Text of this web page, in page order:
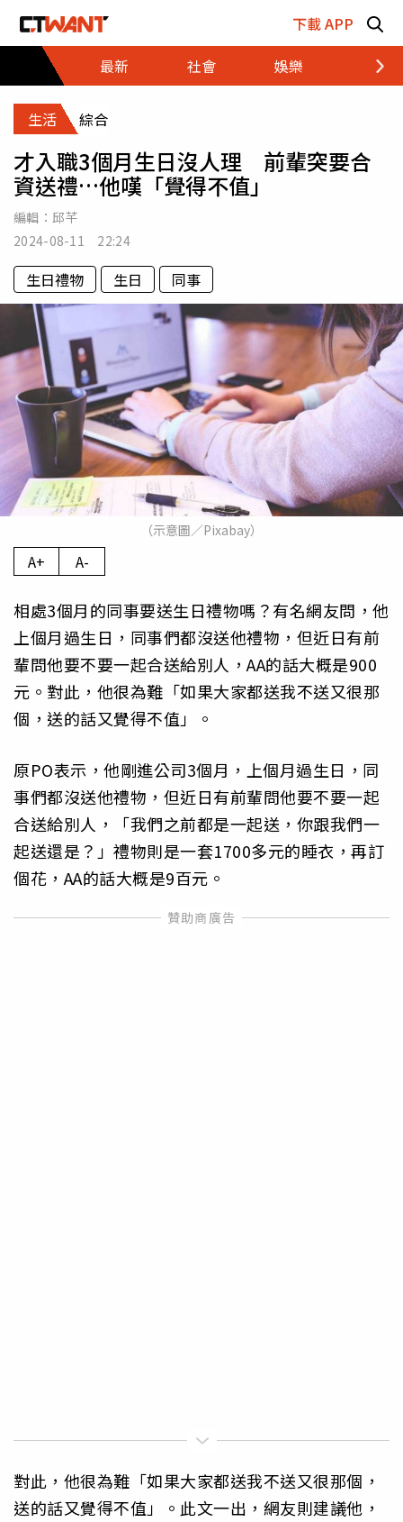
下載 APP
最新
社會 娛樂 財經
生活 綜合
才入職3個月生日沒人理 前輩突要合
資送禮…他嘆「覺得不值」
編輯： 邱芊
2024-08-11 22:24
生日禮物 生日 同事
（示意圖／Pixabay）
A+ A-
相處3個月的同事要送生日禮物嗎？有名網友問，他
上個月過生日，同事們都沒送他禮物，但近日有前
輩問他要不要一起合送給別人，AA的話大概是900
元。對此，他很為難「如果大家都送我不送又很那
個，送的話又覺得不值」。
原PO表示，他剛進公司3個月，上個月過生日，同
事們都沒送他禮物，但近日有前輩問他要不要一起
合送給別人，「我們之前都是一起送，你跟我們一
起送還是？」禮物則是一套1700多元的睡衣，再訂
個花，AA的話大概是9百元。
對此，他很為難「如果大家都送我不送又很那個，
送的話又覺得不值」。此文一出，網友則建議他，